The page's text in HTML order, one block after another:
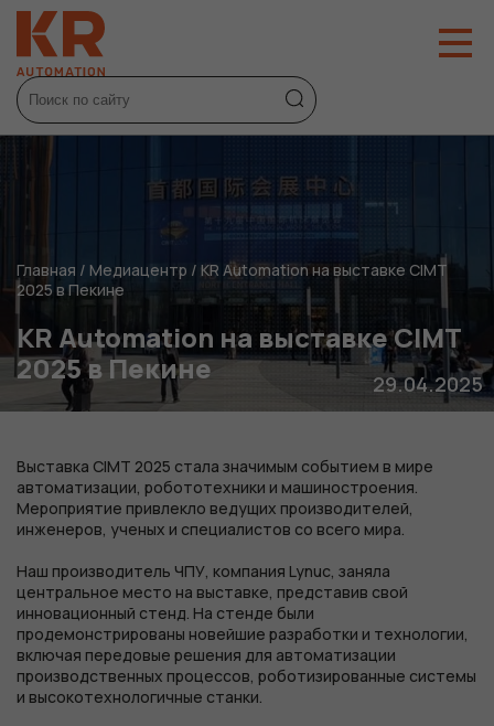
Главная / Медиацентр / KR Automation на выставке CIMT
2025 в Пекине
KR Automation на выставке CIMT
2025 в Пекине
29.04.2025
Выставка CIMT 2025 стала значимым событием в мире
автоматизации, робототехники и машиностроения.
Мероприятие привлекло ведущих производителей,
инженеров, ученых и специалистов со всего мира.
Наш производитель ЧПУ, компания Lynuc, заняла
центральное место на выставке, представив свой
инновационный стенд. На стенде были
продемонстрированы новейшие разработки и технологии,
включая передовые решения для автоматизации
производственных процессов, роботизированные системы
и высокотехнологичные станки.